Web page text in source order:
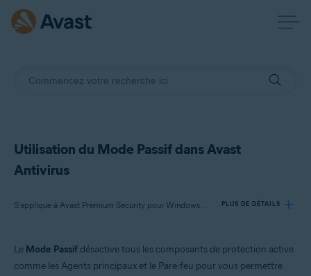
Utilisation du Mode Passif dans Avast
Antivirus
S’applique à Avast Premium Security pour Windows, Avast Antivirus Gratuit pour Windows PLUS DE DÉTAILS
Le Mode Passif désactive tous les composants de protection active
comme les Agents principaux et le Pare-feu pour vous permettre